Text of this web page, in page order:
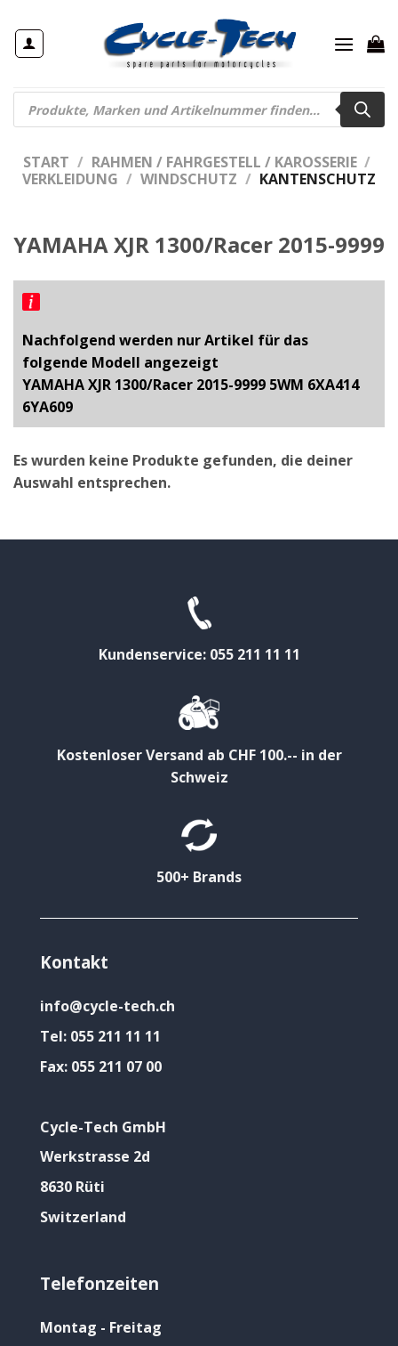
Inhalt
springen
Products
search
START / RAHMEN / FAHRGESTELL / KAROSSERIE /
VERKLEIDUNG / WINDSCHUTZ / KANTENSCHUTZ
YAMAHA XJR 1300/Racer 2015-9999
Nachfolgend werden nur Artikel für das
folgende Modell angezeigt
YAMAHA XJR 1300/Racer 2015-9999 5WM 6XA414
6YA609
Es wurden keine Produkte gefunden, die deiner
Auswahl entsprechen.
Kundenservice: 055 211 11 11
Kostenloser Versand ab CHF 100.-- in der
Schweiz
500+ Brands
Kontakt
info@cycle-tech.ch
Tel: 055 211 11 11
Fax: 055 211 07 00
Cycle-Tech GmbH
Werkstrasse 2d
8630 Rüti
Switzerland
Telefonzeiten
Montag - Freitag